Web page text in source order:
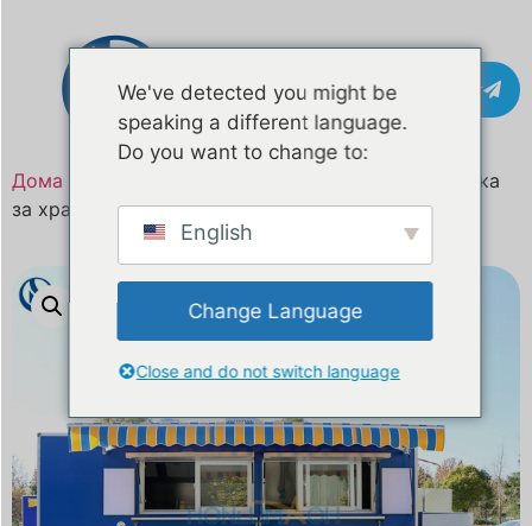
Контакт
Дома
/ Прилагодена мобилна приколка
за храна за продажба во Самоа и Океанија
We've detected you might be
speaking a different language.
Do you want to change to:
English
Change Language
Close and do not switch language